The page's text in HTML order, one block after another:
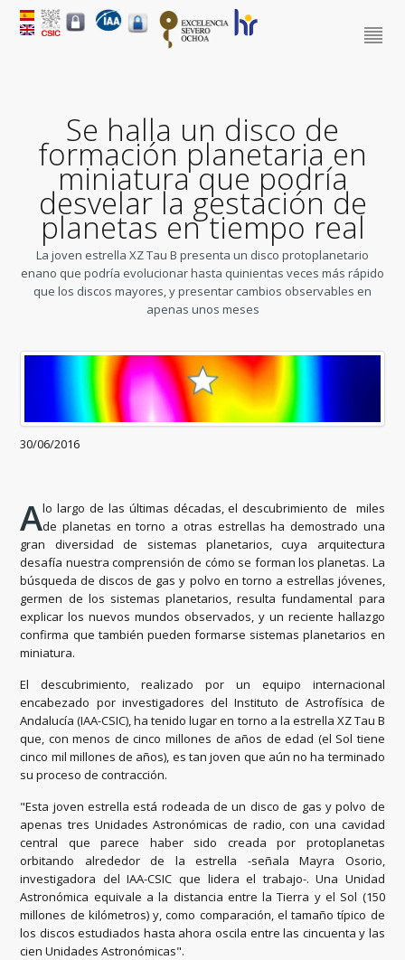
Se halla un disco de
formación planetaria en
miniatura que podría
desvelar la gestación de
planetas en tiempo real
La joven estrella XZ Tau B presenta un disco protoplanetario
enano que podría evolucionar hasta quinientas veces más rápido
que los discos mayores, y presentar cambios observables en
apenas unos meses
30/06/2016
Alo largo de las últimas décadas, el descubrimiento de miles
de planetas en torno a otras estrellas ha demostrado una
gran diversidad de sistemas planetarios, cuya arquitectura
desafía nuestra comprensión de cómo se forman los planetas. La
búsqueda de discos de gas y polvo en torno a estrellas jóvenes,
germen de los sistemas planetarios, resulta fundamental para
explicar los nuevos mundos observados, y un reciente hallazgo
confirma que también pueden formarse sistemas planetarios en
miniatura.
El descubrimiento, realizado por un equipo internacional
encabezado por investigadores del Instituto de Astrofísica de
Andalucía (IAA-CSIC), ha tenido lugar en torno a la estrella XZ Tau B
que, con menos de cinco millones de años de edad (el Sol tiene
cinco mil millones de años), es tan joven que aún no ha terminado
su proceso de contracción.
"Esta joven estrella está rodeada de un disco de gas y polvo de
apenas tres Unidades Astronómicas de radio, con una cavidad
central que parece haber sido creada por protoplanetas
orbitando alrededor de la estrella -señala Mayra Osorio,
investigadora del IAA-CSIC que lidera el trabajo-. Una Unidad
Astronómica equivale a la distancia entre la Tierra y el Sol (150
millones de kilómetros) y, como comparación, el tamaño típico de
los discos estudiados hasta ahora oscila entre las cincuenta y las
cien Unidades Astronómicas".